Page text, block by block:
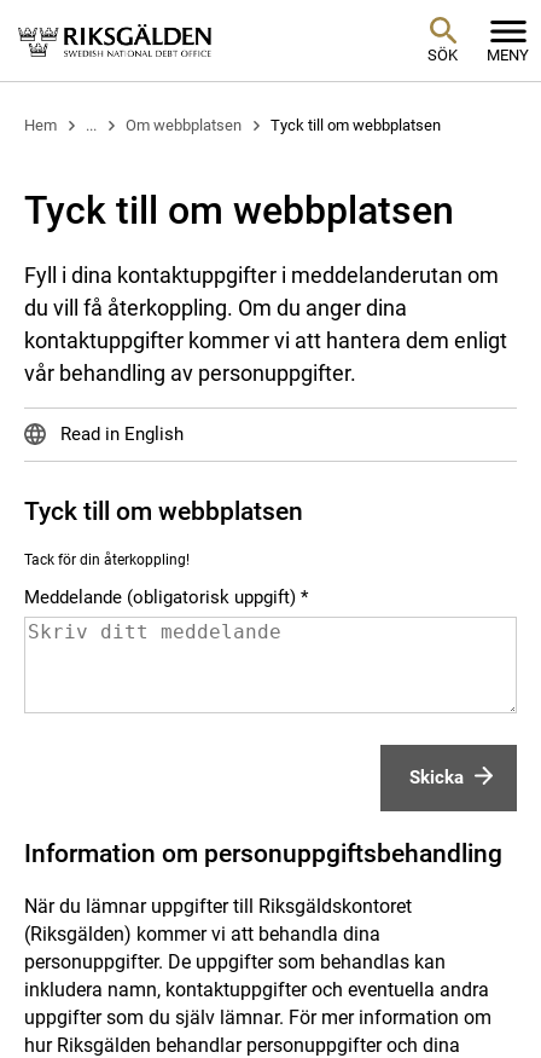
SÖK MENY
Hem ... Om webbplatsen Tyck till om webbplatsen
Tyck till om webbplatsen
Fyll i dina kontaktuppgifter i meddelanderutan om
du vill få återkoppling. Om du anger dina
kontaktuppgifter kommer vi att hantera dem enligt
vår behandling av personuppgifter.
Read in English
Tyck till om webbplatsen
Tack för din återkoppling!
Meddelande (obligatorisk uppgift)
Skicka
Information om personuppgiftsbehandling
När du lämnar uppgifter till Riksgäldskontoret
(Riksgälden) kommer vi att behandla dina
personuppgifter. De uppgifter som behandlas kan
inkludera namn, kontaktuppgifter och eventuella andra
uppgifter som du själv lämnar. För mer information om
hur Riksgälden behandlar personuppgifter och dina